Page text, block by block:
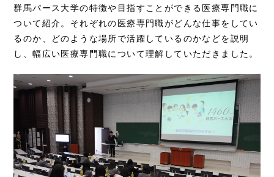
群馬パース大学の特徴や目指すことができる医療専門職に
ついて紹介。それぞれの医療専門職がどんな仕事をしてい
るのか、どのような場所で活躍しているのかなどを説明
し、幅広い医療専門職について理解していただきました。